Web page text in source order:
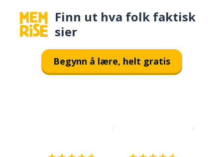
Finn ut hva folk faktisk
sier
Begynn å lære, helt gratis